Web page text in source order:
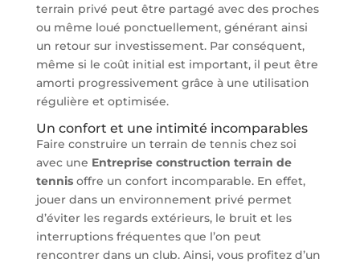
terrain privé peut être partagé avec des proches
ou même loué ponctuellement, générant ainsi
un retour sur investissement. Par conséquent,
même si le coût initial est important, il peut être
amorti progressivement grâce à une utilisation
régulière et optimisée.
Un confort et une intimité incomparables
Faire construire un terrain de tennis chez soi
avec une Entreprise construction terrain de
tennisoffre un confort incomparable. En effet,
jouer dans un environnement privé permet
d’éviter les regards extérieurs, le bruit et les
interruptions fréquentes que l’on peut
rencontrer dans un club. Ainsi, vous profitez d’un